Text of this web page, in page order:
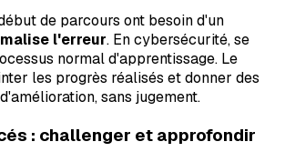
de parcours ont besoin d'un
l'erreur. En cybersécurité, se
normal d'apprentissage. Le
les progrès réalisés et donner des
sans jugement.
: challenger et approfondir